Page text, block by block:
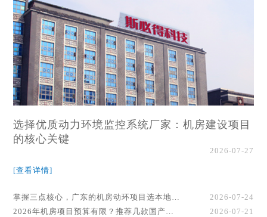
选择优质动力环境监控系统厂家：机房建设项目
的核心关键
2026-07-27
[查看详情]
掌握三点核心，广东的机房动环项目选本地厂家事半功倍！
2026-07-24
2026年机房项目预算有限？推荐几款国产动环监控系统品牌
2026-07-21